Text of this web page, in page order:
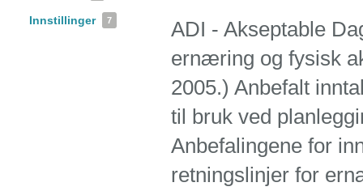
Innstillinger 7
ADI - Akseptable
ernæring og fysisk
2005.) Anbefalt
til bruk ved
Anbefalingene for
retningslinjer for